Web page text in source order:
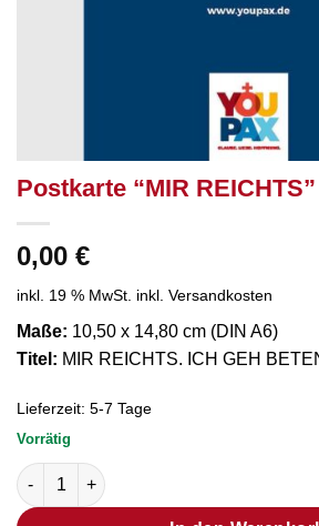
Postkarte “MIR REICHTS”
0,00 €
inkl. 19 % MwSt. inkl. Versandkosten
Maße: 10,50 x 14,80 cm (DIN A6)
Titel: MIR REICHTS. ICH GEH
Lieferzeit: 5-7 Tage
Vorrätig
Postkarte “MIR REICHTS” Menge